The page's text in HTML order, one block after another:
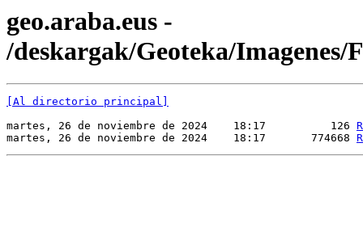
geo.araba.eus -
/deskargak/Geoteka/Imagenes/
[Al directorio principal]
martes, 26 de noviembre de 2024    18:17          126
martes, 26 de noviembre de 2024    18:17       774668